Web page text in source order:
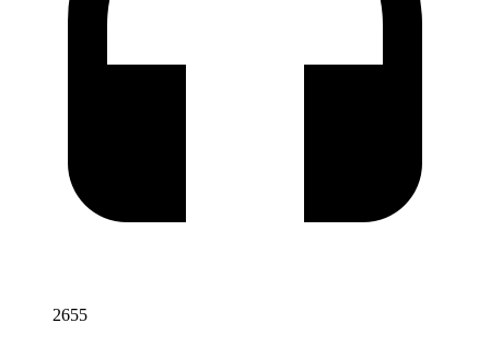
2655